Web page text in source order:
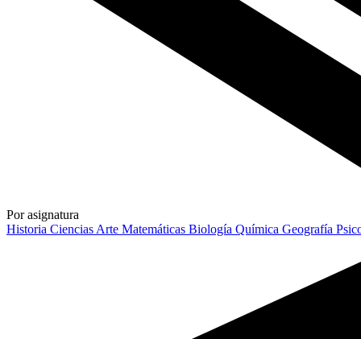
Por asignatura
Historia Ciencias Arte Matemáticas Biología Química Geografía